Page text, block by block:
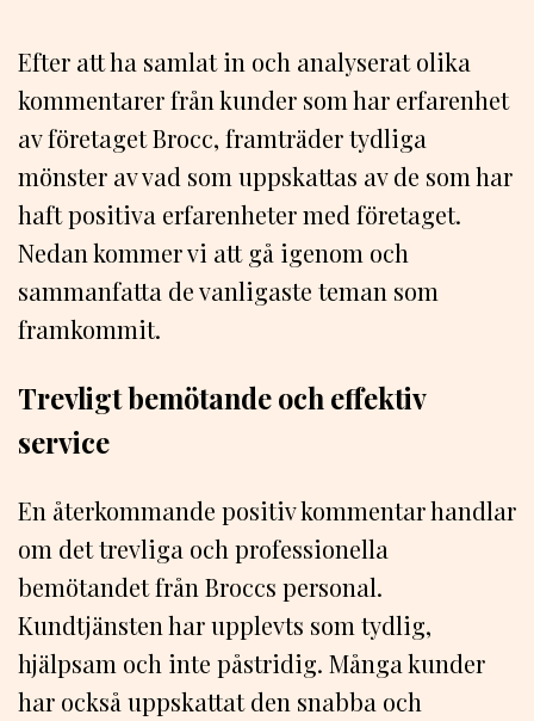
Efter att ha samlat in och analyserat olika
kommentarer från kunder som har erfarenhet
av företaget Brocc, framträder tydliga
mönster av vad som uppskattas av de som har
haft positiva erfarenheter med företaget.
Nedan kommer vi att gå igenom och
sammanfatta de vanligaste teman som
framkommit.
Trevligt bemötande och effektiv
service
En återkommande positiv kommentar handlar
om det trevliga och professionella
bemötandet från Broccs personal.
Kundtjänsten har upplevts som tydlig,
hjälpsam och inte påstridig. Många kunder
har också uppskattat den snabba och